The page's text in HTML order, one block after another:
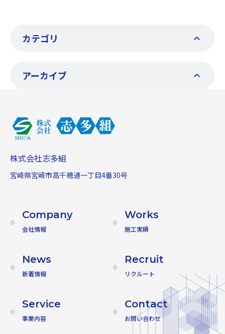
カテゴリ
アーカイブ
株式会社志多組
宮崎県宮崎市高千穂通一丁目4番30号
Company
会社情報
Works
施工実績
News
新着情報
Recruit
リクルート
Service
事業内容
Contact
お問い合わせ